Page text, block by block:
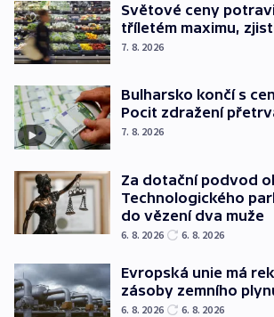
Světové ceny
tříletém maximu,
7. 8. 2026
Bulharsko končí s
Pocit zdražení
7. 8. 2026
Za dotační podvod
Technologického
do vězení dva muže
6. 8. 2026 6. 8. 2026
Evropská unie má
zásoby zemního
6. 8. 2026 6. 8. 2026